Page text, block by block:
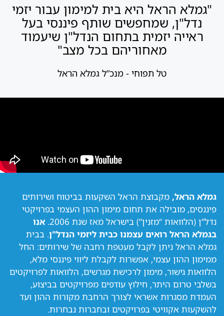
"גמלא הראל היא בית למימון עבור יזמי
נדל"ן, שמחפשים שותף פיננסי בעל
ראייה יזמית בתחום הנדל"ן שיעמוד
מאחוריהם בכל מצב"
טל תפוחי - מנכ”ל גמלא הראל
גמלא הראל, מקבוצת הראל השקעות בביטוח ושירותים
פיננסים, מובילה את תחום מימון ההון העצמי בפרויקטי
נדל”ן (הלוואות “מזנין”) בישראל מאז שנת 2006.
אנו
בגמלא הראל רואים עצמנו כבית ליזמי הנדל"ן. בבית
גמלא הראל ניתן לקבל מעטפת רחבה של שירותים: החל
ממימון ההון עצמי, אפשרות לקבלת ליווי פיננסי מלא,
הלוואות גישור, מימון לרכישת מגרשים, הלוואות לפרויקטים
בשלבי טרום היתר, חילוץ עודפים מפרויקטים בביצוע,
העמדת מסגרות אשראי לצורך הרחבת מקורות ההון ועד
להשקעות אקוויטי בפרויקטים ובחברות נבחרות.